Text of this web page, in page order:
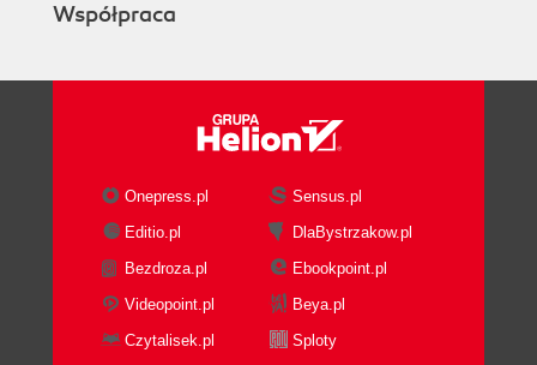
Współpraca
Onepress.pl
Sensus.pl
Editio.pl
DlaBystrzakow.pl
Bezdroza.pl
Ebookpoint.pl
Videopoint.pl
Beya.pl
Czytalisek.pl
Sploty